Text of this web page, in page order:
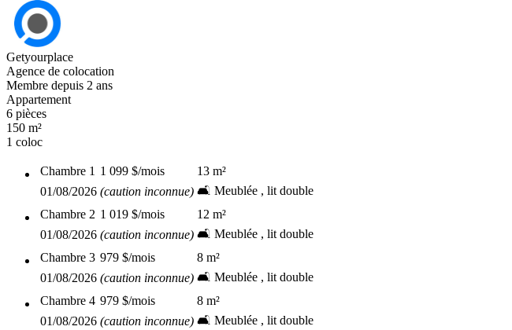
Getyourplace
Agence de colocation
Membre depuis 2 ans
Appartement
6 pièces
150 m²
1 coloc
Chambre 1 1 099 $/mois 13 m²
01/08/2026 (caution inconnue) 🛋️ Meublée , lit double
Chambre 2 1 019 $/mois 12 m²
01/08/2026 (caution inconnue) 🛋️ Meublée , lit double
Chambre 3 979 $/mois 8 m²
01/08/2026 (caution inconnue) 🛋️ Meublée , lit double
Chambre 4 979 $/mois 8 m²
01/08/2026 (caution inconnue) 🛋️ Meublée , lit double